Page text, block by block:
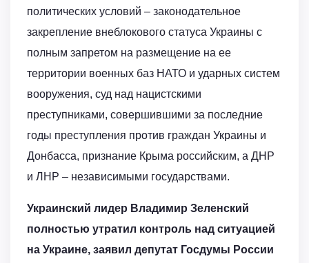
политических условий – законодательное
закрепление внеблокового статуса Украины с
полным запретом на размещение на ее
территории военных баз НАТО и ударных систем
вооружения, суд над нацистскими
преступниками, совершившими за последние
годы преступления против граждан Украины и
Донбасса, признание Крыма российским, а ДНР
и ЛНР – независимыми государствами.
Украинский лидер Владимир Зеленский
полностью утратил контроль над ситуацией
на Украине, заявил депутат Госдумы России